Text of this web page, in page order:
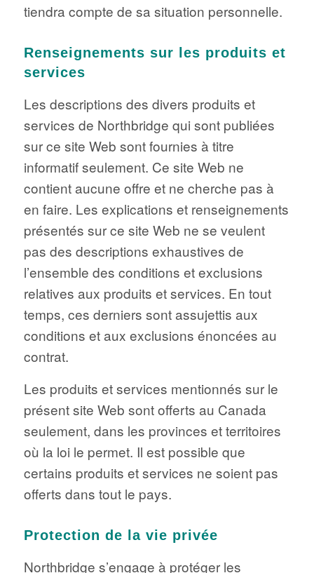
tiendra compte de sa situation personnelle.
Renseignements sur les produits et
services
Les descriptions des divers produits et
services de Northbridge qui sont publiées
sur ce site Web sont fournies à titre
informatif seulement. Ce site Web ne
contient aucune offre et ne cherche pas à
en faire. Les explications et renseignements
présentés sur ce site Web ne se veulent
pas des descriptions exhaustives de
l’ensemble des conditions et exclusions
relatives aux produits et services. En tout
temps, ces derniers sont assujettis aux
conditions et aux exclusions énoncées au
contrat.
Les produits et services mentionnés sur le
présent site Web sont offerts au Canada
seulement, dans les provinces et territoires
où la loi le permet. Il est possible que
certains produits et services ne soient pas
offerts dans tout le pays.
Protection de la vie privée
Northbridge s’engage à protéger les